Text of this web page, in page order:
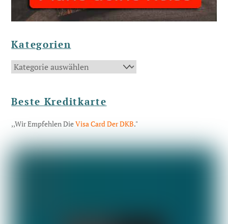
Kategorien
Kategorien
Beste Kreditkarte
,,Wir Empfehlen DieVisa Card Der DKB."